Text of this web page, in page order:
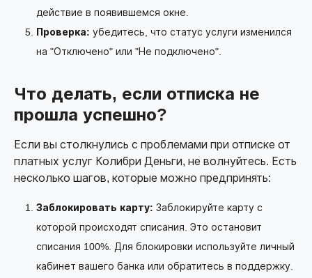
действие в появившемся окне.
Проверка: убедитесь, что статус услуги изменился
на "Отключено" или "Не подключено".
Что делать, если отписка не
прошла успешно?
Если вы столкнулись с проблемами при отписке от
платных услуг Колибри Деньги, не волнуйтесь. Есть
несколько шагов, которые можно предпринять:
Заблокировать карту: Заблокируйте карту с
которой происходят списания. Это остановит
списания 100%. Для блокировки используйте личный
кабинет вашего банка или обратитесь в поддержку.